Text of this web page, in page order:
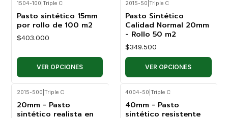
1504-100 Triple C
Pasto sintético 15mm
por rollo de 100 m2
$403.000
VER OPCIONES
2015-50 Triple C
Pasto Sintético
Calidad Normal 20mm
- Rollo 50 m2
$349.500
VER OPCIONES
2015-500 Triple C
20mm - Pasto
sintético realista en
4004-50 Triple C
40mm - Pasto
sintético resistente